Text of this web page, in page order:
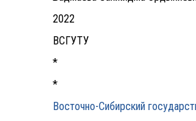
2022
ВСГУТУ
*
*
Восточно-Сибирский